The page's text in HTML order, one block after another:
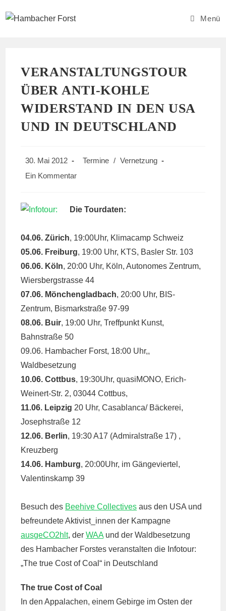
Inhalt
Menü
VERANSTALTUNGSTOUR
ÜBER ANTI-KOHLE
WIDERSTAND IN DEN USA
UND IN DEUTSCHLAND
Beitrag
30. Mai 2012
Beitrags-
Termine / Vernetzung
Beitrags-
Ein Kommentar
Die Tourdaten:
04.06. Zürich, 19:00Uhr, Klimacamp Schweiz
05.06. Freiburg, 19:00 Uhr, KTS, Basler Str. 103
06.06. Köln, 20:00 Uhr, Köln, Autonomes Zentrum,
Wiersbergstrasse 44
07.06. Mönchengladbach, 20:00 Uhr, BIS-
Zentrum, Bismarkstraße 97-99
08.06. Buir, 19:00 Uhr, Treffpunkt Kunst,
Bahnstraße 50
09.06. Hambacher Forst, 18:00 Uhr,,
Waldbesetzung
10.06. Cottbus, 19:30Uhr, quasiMONO, Erich-
Weinert-Str. 2, 03044 Cottbus,
11.06. Leipzig 20 Uhr, Casablanca/ Bäckerei,
Josephstraße 12
12.06. Berlin, 19:30 A17 (Admiralstraße 17) ,
Kreuzberg
14.06. Hamburg, 20:00Uhr, im Gängeviertel,
Valentinskamp 39
Besuch des Beehive Collectives aus den USA und
befreundete Aktivist_innen der Kampagne
ausgeCO2hlt, derWAA und der Waldbesetzung
des Hambacher Forstes veranstalten die Infotour:
„The true Cost of Coal“ in Deutschland
The true Cost of Coal
In den Appalachen, einem Gebirge im Osten der